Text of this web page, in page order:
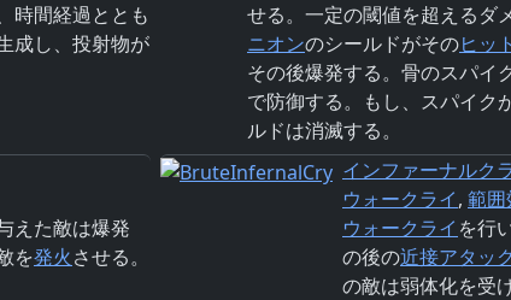
時間経過ととも
成し、投射物が
せる。一定の閾値を超えるダ
ニオンのシールドがそのヒット
その後爆発する。骨のスパイ
で防御する。もし、スパイク
ルドは消滅する。
えた敵は爆発
を発火させる。
インファーナルク
ウォークライ, 範
ウォークライ を行
の後の近接アタック
の敵は弱体化を受